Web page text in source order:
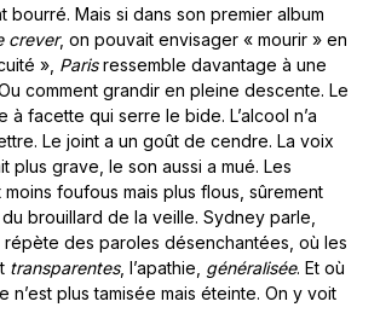
bourré. Mais si dans son premier album
crever, on pouvait envisager « mourir » en
», Parisressemble davantage à une
comment grandir en pleine descente. Le
à facette qui serre le bide. L’alcool n’a
Le joint a un goût de cendre. La voix
plus grave, le son aussi a mué. Les
foufous mais plus flous, sûrement
brouillard de la veille. Sydney parle,
des paroles désenchantées, où les
transparentes, l’apathie, généralisée. Et où
n’est plus tamisée mais éteinte. On y voit